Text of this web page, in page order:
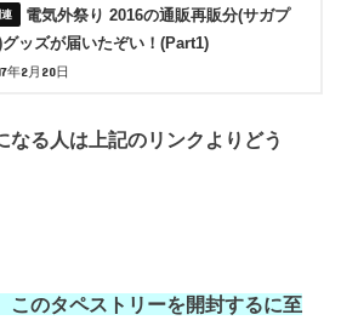
電気外祭り 2016の通販再販分(サガプ
グッズが届いたぞい！(Part1)
年2月20日
なる人は上記のリンクよりどう
このタペストリーを開封するに至